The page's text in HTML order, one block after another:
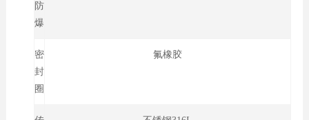
防
爆
密
封
圈
氟橡胶